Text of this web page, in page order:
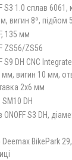
S3 1.0 сплав
вигин 8º, підйом
135 мм
ZS56/ZS56
S9 DH CNC
мм, вигин 10 мм,
2x6 мм
SM10 DH
ONOFF S3 DH,
Deemax BikePark